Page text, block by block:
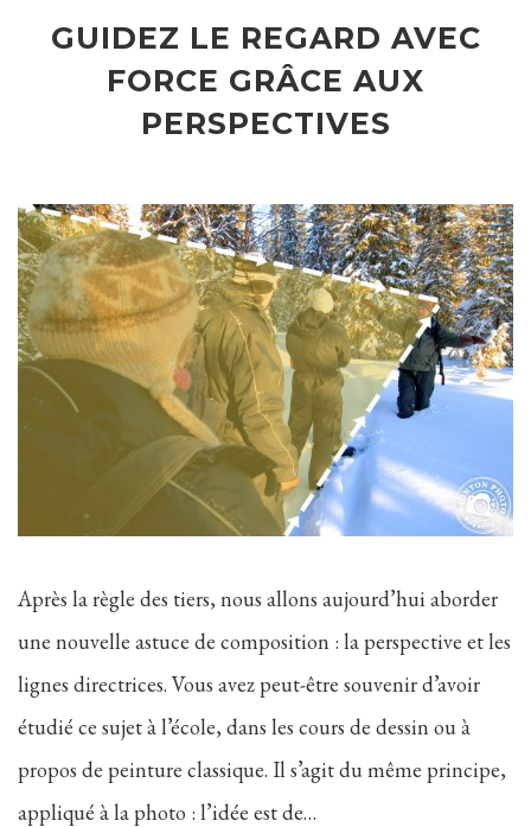
GUIDEZ LE REGARD AVEC
FORCE GRÂCE AUX
PERSPECTIVES
Après la règle des tiers, nous allons aujourd’hui aborder
une nouvelle astuce de composition : la perspective et les
lignes directrices. Vous avez peut-être souvenir d’avoir
étudié ce sujet à l’école, dans les cours de dessin ou à
propos de peinture classique. Il s’agit du même principe,
appliqué à la photo : l’idée est de…